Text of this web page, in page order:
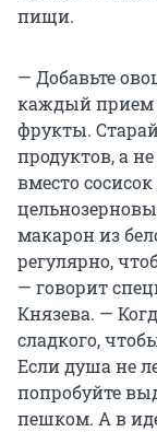
пищи.
— Добавьте
каждый прием
фрукты.
продуктов, а
вместо
макарон из
регулярно,
— говорит
Князева. —
сладкого,
Если душа не
попробуйте
пешком. А в